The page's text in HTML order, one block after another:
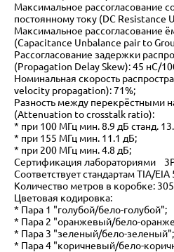
Максимальное рассогласование
постоянному току (DC Resistance
Максимальное рассогласование
(Capacitance Unbalance pair to
Рассогласование задержки
(Propagation Delay Skew): 45 нС/
Номинальная скорость
velocity propagation): 71%;
Разность между перекрёстными
(Attenuation to crosstalk ratio):
* при 100 МГц мин. 8.9 дБ станд.
* при 155 МГц мин. 11.1 дБ;
* при 200 МГц мин. 4.8 дБ;
Сертификация лабораториями
Соответствует стандартам TIA/EIA
Количество метров в коробке:
Цветовая кодировка:
* Пара 1 "голубой/бело-голубой";
* Пара 2 "оранжевый/бело-
* Пара 3 "зеленый/бело-зеленый";
* Пара 4 "коричневый/бело-